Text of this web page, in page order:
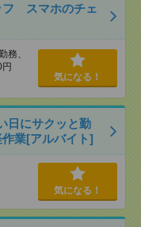
フ スマホのチェ
、
気になる！
日にサクッと勤
業[アルバイト]
気になる！